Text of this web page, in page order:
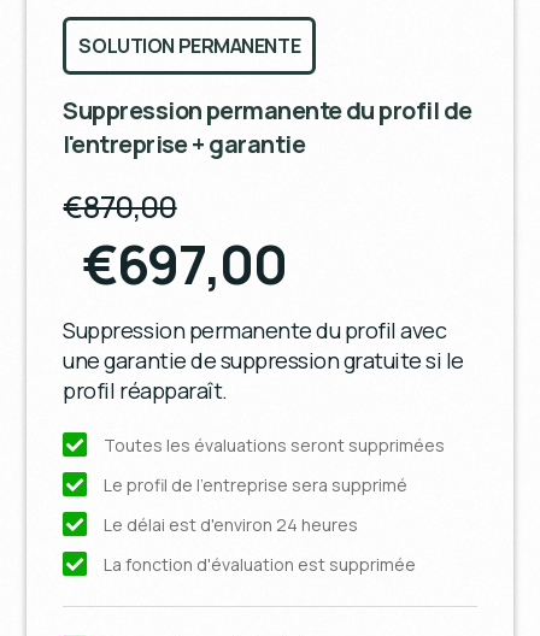
SOLUTION PERMANENTE
Suppression permanente du profil de
l'entreprise + garantie
€870,00
€697,00
Suppression permanente du profil avec
une garantie de suppression gratuite si le
profil réapparaît.
Toutes les évaluations seront supprimées
Le profil de l'entreprise sera supprimé
Le délai est d'environ 24 heures
La fonction d'évaluation est supprimée